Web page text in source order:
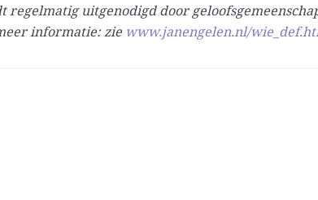
regelmatig uitgenodigd door
informatie: zie www.janengelen.nl/